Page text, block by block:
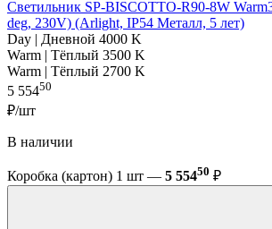
Светильник SP-BISCOTTO-R90-8W
deg, 230V) (Arlight, IP54 Металл, 5 лет)
Day | Дневной 4000 K
Warm | Тёплый 3500 K
Warm | Тёплый 2700 K
5 55450
₽/шт
В наличии
Коробка (картон) 1 шт — 5 55450 ₽